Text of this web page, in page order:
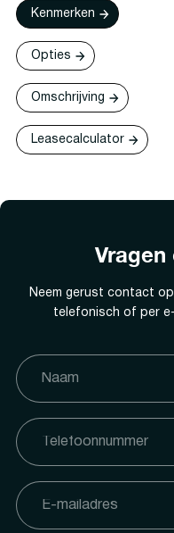
Kenmerken
Opties
Omschrijving
Leasecalculator
Neem gerust contact
telefonisch of per e-